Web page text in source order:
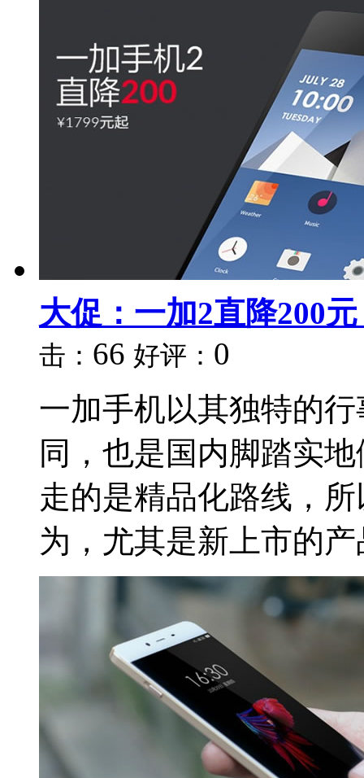
大促：一加2直降200
击： 66 好评： 0
一加手机以其独特的
同，也是国内脚踏实
走的是精品化路线，
为，尤其是新上市的